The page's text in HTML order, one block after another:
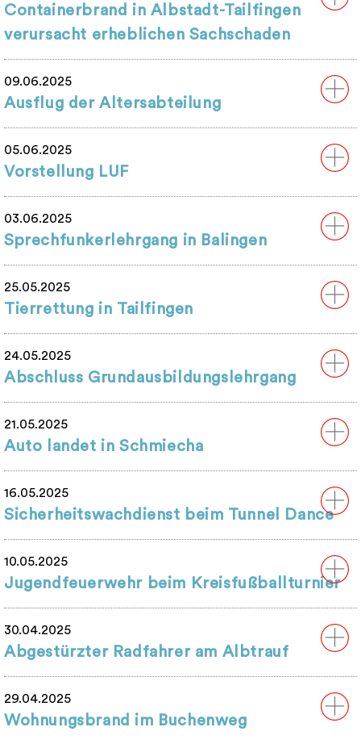
Containerbrand in Albstadt-Tailfingen
verursacht erheblichen Sachschaden
09.06.2025
Ausflug der Altersabteilung
05.06.2025
Vorstellung LUF
03.06.2025
Sprechfunkerlehrgang in Balingen
25.05.2025
Tierrettung in Tailfingen
24.05.2025
Abschluss Grundausbildungslehrgang
21.05.2025
Auto landet in Schmiecha
16.05.2025
Sicherheitswachdienst beim Tunnel Dance
10.05.2025
Jugendfeuerwehr beim Kreisfußballturnier
30.04.2025
Abgestürzter Radfahrer am Albtrauf
29.04.2025
Wohnungsbrand im Buchenweg